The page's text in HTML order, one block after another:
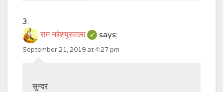
राम नरेशपुरवाला says:
September 21, 2019 at 4:27 pm
सुन्दर